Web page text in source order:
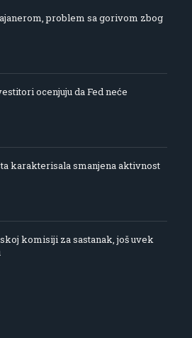
problem sa gorivom zbog
ocenjuju da Fed neće
karakterisala smanjena aktivnost
komisiji za sastanak, još uvek